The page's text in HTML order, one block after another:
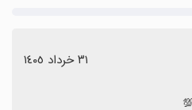
٣١ خرداد ١٤٠٥